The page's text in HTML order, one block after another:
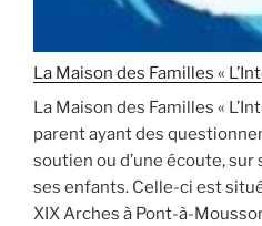
La Maison des Familles «
La Maison des Familles «
parent ayant des
soutien ou d’une écoute,
ses enfants. Celle-ci est
XIX Arches à Pont-à-